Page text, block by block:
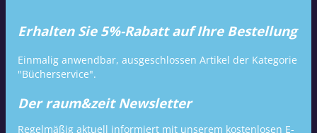
Erhalten Sie 5%-Rabatt auf Ihre Bestellung
Einmalig anwendbar, ausgeschlossen Artikel der Kategorie
"Bücherservice".
Der raum&zeit Newsletter
Regelmäßig aktuell informiert mit unserem kostenlosen E-